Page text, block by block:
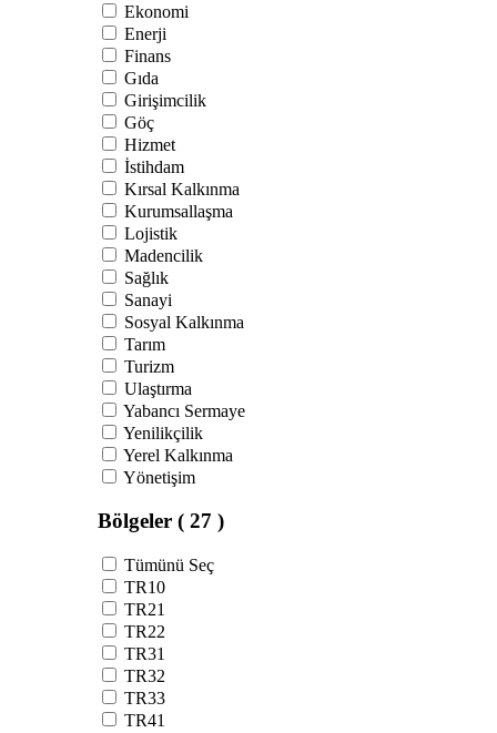
Ekonomi
Enerji
Finans
Gıda
Girişimcilik
Göç
Hizmet
İstihdam
Kırsal Kalkınma
Kurumsallaşma
Lojistik
Madencilik
Sağlık
Sanayi
Sosyal Kalkınma
Tarım
Turizm
Ulaştırma
Yabancı Sermaye
Yenilikçilik
Yerel Kalkınma
Yönetişim
Bölgeler ( 27 )
Tümünü Seç
TR10
TR21
TR22
TR31
TR32
TR33
TR41